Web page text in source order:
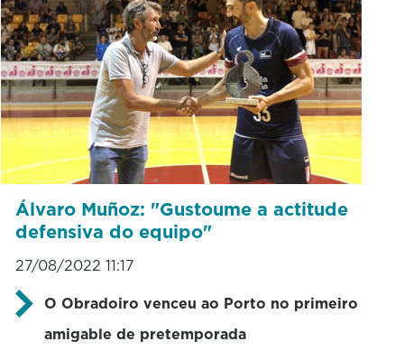
Álvaro Muñoz: "Gustoume a actitude
defensiva do equipo"
27/08/2022 11:17
O Obradoiro venceu ao Porto no primeiro
amigable de pretemporada